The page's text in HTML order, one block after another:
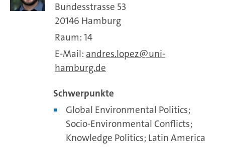
Bundesstrasse 53
20146 Hamburg
Raum: 14
E-Mail: andres.lopez
uni-
hamburg.de
Schwerpunkte
Global Environmental Politics;
Socio-Environmental Conflicts;
Knowledge Politics; Latin America